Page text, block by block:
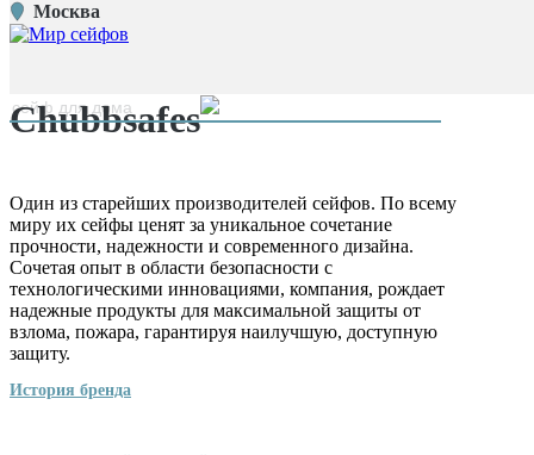
Москва
Главная страница
Производители
Chubbsafes
Один из старейших производителей сейфов. По всему
миру их сейфы ценят за уникальное сочетание
прочности, надежности и современного дизайна.
Сочетая опыт в области безопасности с
технологическими инновациями, компания, рождает
надежные продукты для максимальной защиты от
взлома, пожара, гарантируя наилучшую, доступную
защиту.
История бренда